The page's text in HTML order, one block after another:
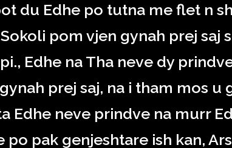
du Edhe po tutna me flet n
pom vjen gynah prej saj
Edhe na Tha neve dy
prej saj, na i tham mos
Edhe neve prindve na murr
po pak genjeshtare ish kan,